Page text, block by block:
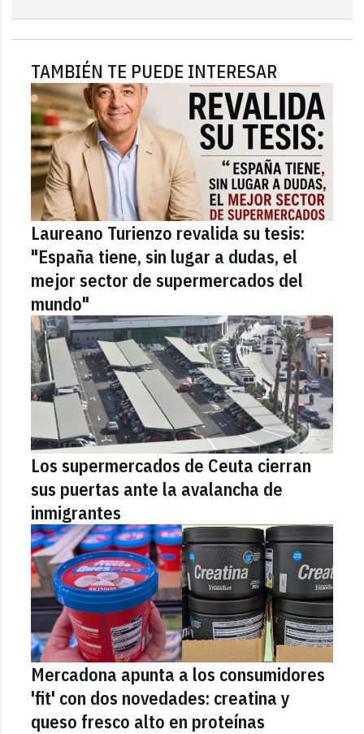
TAMBIÉN TE PUEDE INTERESAR
Laureano Turienzo revalida su tesis:
"España tiene, sin lugar a dudas, el
mejor sector de supermercados del
mundo"
Los supermercados de Ceuta cierran
sus puertas ante la avalancha de
inmigrantes
Mercadona apunta a los consumidores
'fit' con dos novedades: creatina y
queso fresco alto en proteínas